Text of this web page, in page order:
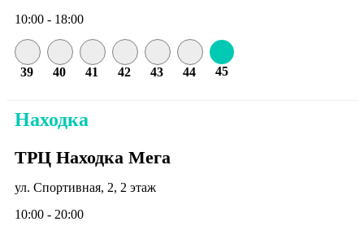
10:00 - 18:00
39 40 41 42 43 44 45
Находка
ТРЦ Находка Мега
ул. Спортивная, 2, 2 этаж
10:00 - 20:00